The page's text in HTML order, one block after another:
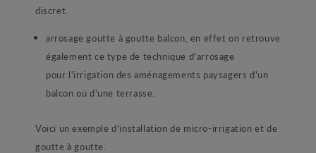
discret.
arrosage goutte à goutte balcon, en effet on retrouve
également ce type de technique d'arrosage
pour l'irrigation des aménagements paysagers d'un
balcon ou d'une terrasse.
Voici un exemple d'installation de micro-irrigation et de
goutte à goutte.